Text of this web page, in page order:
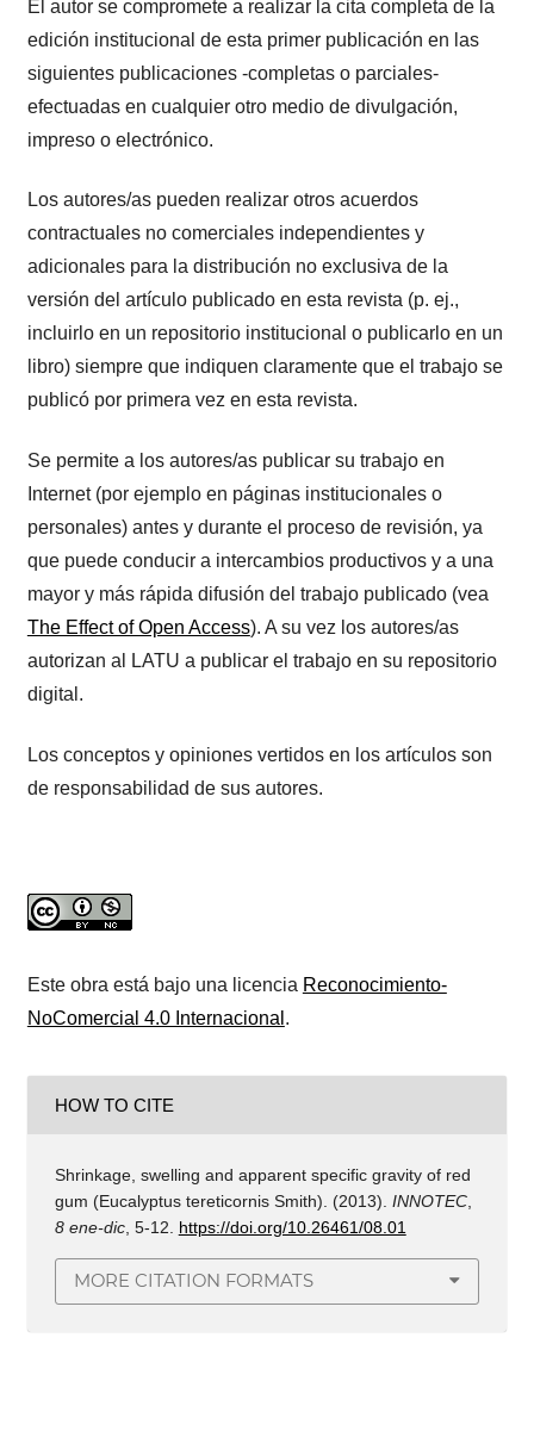
El autor se compromete a realizar la cita completa de la
edición institucional de esta primer publicación en las
siguientes publicaciones -completas o parciales-
efectuadas en cualquier otro medio de divulgación,
impreso o electrónico.
Los autores/as pueden realizar otros acuerdos
contractuales no comerciales independientes y
adicionales para la distribución no exclusiva de la
versión del artículo publicado en esta revista (p. ej.,
incluirlo en un repositorio institucional o publicarlo en un
libro) siempre que indiquen claramente que el trabajo se
publicó por primera vez en esta revista.
Se permite a los autores/as publicar su trabajo en
Internet (por ejemplo en páginas institucionales o
personales) antes y durante el proceso de revisión, ya
que puede conducir a intercambios productivos y a una
mayor y más rápida difusión del trabajo publicado (vea
The Effect of Open Access). A su vez los autores/as
autorizan al LATU a publicar el trabajo en su repositorio
digital.
Los conceptos y opiniones vertidos en los artículos son
de responsabilidad de sus autores.
Este obra está bajo una licencia Reconocimiento-
NoComercial 4.0 Internacional .
HOW TO CITE
Shrinkage, swelling and apparent specific gravity of red
gum (Eucalyptus tereticornis Smith). (2013). INNOTEC,
8 ene-dic, 5-12. https://doi.org/10.26461/08.01
MORE CITATION FORMATS